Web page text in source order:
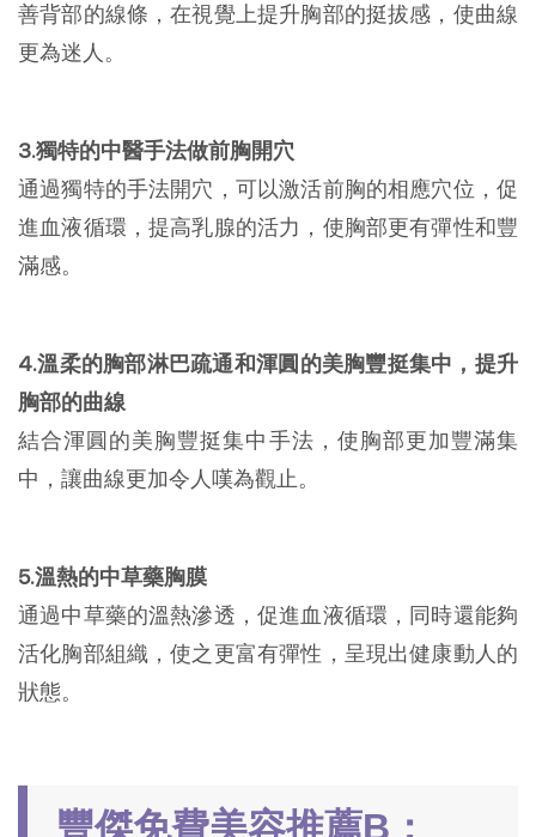
善背部的線條，在視覺上提升胸部的挺拔感，使曲線
更為迷人。
3.獨特的中醫手法做前胸開穴
通過獨特的手法開穴，可以激活前胸的相應穴位，促
進血液循環，提高乳腺的活力，使胸部更有彈性和豐
滿感。
4.溫柔的胸部淋巴疏通和渾圓的美胸豐挺集中，提升
胸部的曲線
結合渾圓的美胸豐挺集中手法，使胸部更加豐滿集
中，讓曲線更加令人嘆為觀止。
5.溫熱的中草藥胸膜
通過中草藥的溫熱滲透，促進血液循環，同時還能夠
活化胸部組織，使之更富有彈性，呈現出健康動人的
狀態。
豐傑免費美容推薦B：